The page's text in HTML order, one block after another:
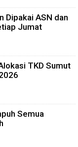
Dipakai ASN dan
Jumat
TKD Sumut
Semua